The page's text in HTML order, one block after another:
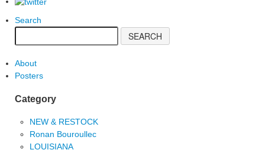
Search
About
Posters
Category
NEW & RESTOCK
Ronan Bouroullec
LOUISIANA